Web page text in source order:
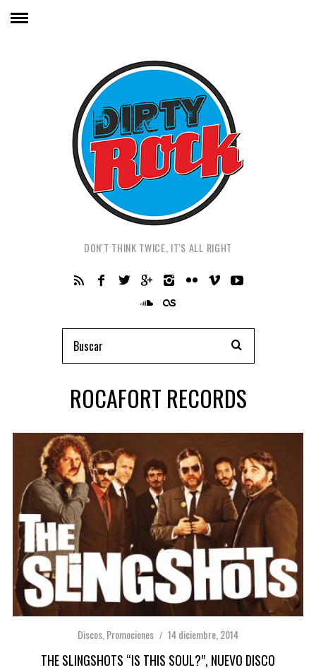
DON'T THINK TWICE, IT'S ALL RIGHT
ROCAFORT RECORDS
Discos Promociones 14 diciembre, 2014
THE SLINGSHOTS “IS THIS SOUL?”, NUEVO DISCO